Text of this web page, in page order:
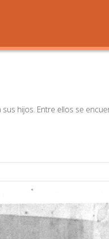
hijos. Entre ellos se